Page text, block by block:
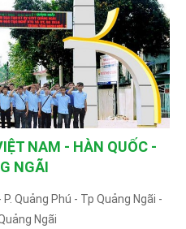
NAM - HÀN QUỐC -
NGÃI
Quảng Phú - Tp Quảng Ngãi -
Ngãi